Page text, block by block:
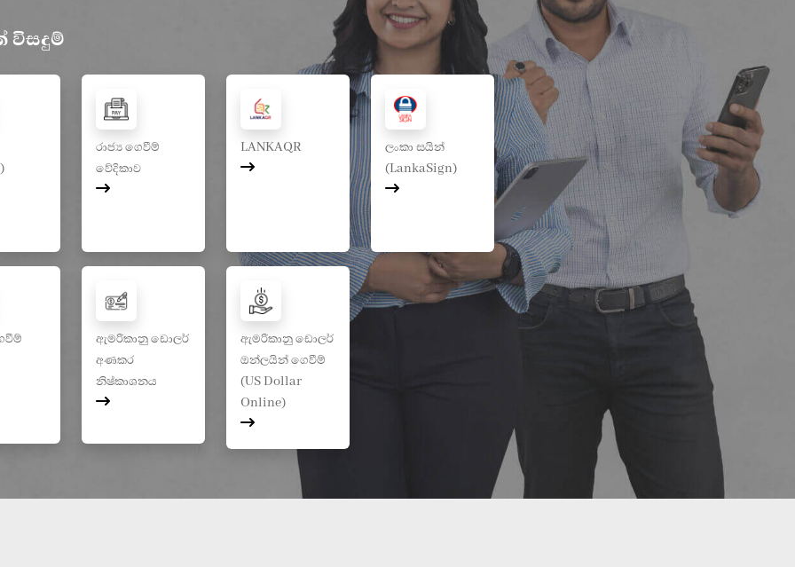
විසදුම්
රාජ්‍ය ගෙවීම්
වේදිකාව
LANKAQR
ලංකා සයින්
(LankaSign)
ඇමරිකානු ඩොලර්
අණකර
නිෂ්කාශනය
ඇමරිකානු ඩොලර්
ඔන්ලයින් ගෙවීම්
(US Dollar
Online)